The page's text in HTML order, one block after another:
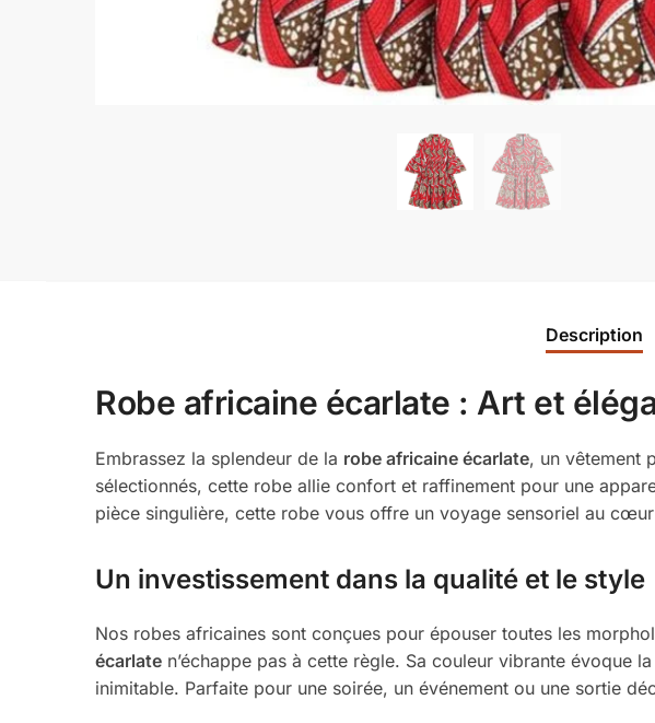
Description
Robe africaine écarlate : Art et
Embrassez la splendeur de la robe africaine écarlate, un vêtement
sélectionnés, cette robe allie confort et raffinement pour une
pièce singulière, cette robe vous offre un voyage sensoriel au cœur
Un investissement dans la qualité et le style
Nos robes africaines sont conçues pour épouser toutes les
écarlate n’échappe pas à cette règle. Sa couleur vibrante évoque
inimitable. Parfaite pour une soirée, un événement ou une sortie